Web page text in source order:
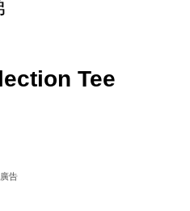
Tee
廣告